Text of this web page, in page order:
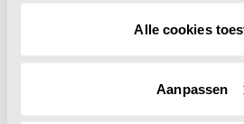
Alle cookies
Aanpassen